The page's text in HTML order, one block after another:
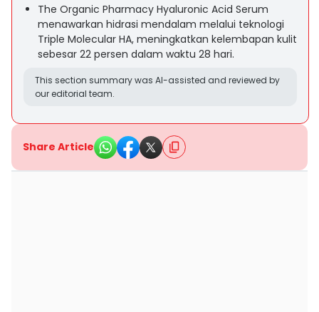
The Organic Pharmacy Hyaluronic Acid Serum
menawarkan hidrasi mendalam melalui teknologi
Triple Molecular HA, meningkatkan kelembapan kulit
sebesar 22 persen dalam waktu 28 hari.
This section summary was AI-assisted and reviewed by
our editorial team.
Share Article